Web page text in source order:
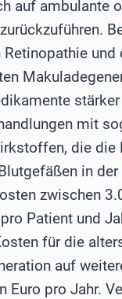
auf ambulante
und
stärker
mit
die die
in
zwischen
Patient und
für die
auf
Euro pro Jahr.